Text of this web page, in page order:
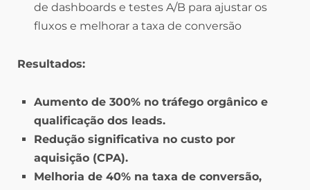
de dashboards e testes A/B para ajustar os
fluxos e melhorar a taxa de conversão
Resultados:
Aumento de 300% no tráfego orgânico e
qualificação dos leads.
Redução significativa no custo por
aquisição (CPA).
Melhoria de 40% na taxa de conversão,